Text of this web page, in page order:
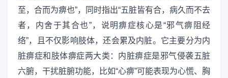
至，合而为痹也”，同时指出“五脏皆有合，病久而不去
者，内舍于其合也”，说明痹症核心是“邪气痹阻经
络”，且不仅影响肢体，还会累及内脏。它主要分为内
脏痹症和肢体痹症两大类：内脏痹症是邪气侵袭五脏
六腑，干扰脏腑功能，比如“心痹”可能表现为心慌、胸